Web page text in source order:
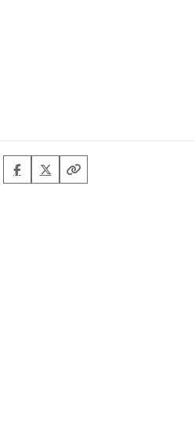
FacebookX (Twitter)Kopiuj link